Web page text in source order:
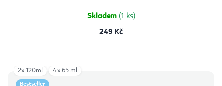
Skladem (1 ks)
249 Kč
Bestseller
2x 120ml 4 x 65 ml